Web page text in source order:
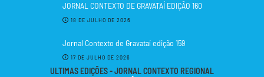
JORNAL CONTEXTO DE GRAVATAÍ EDIÇÃO 160
18 DE JULHO DE 2026
Jornal Contexto de Gravataí edição 159
17 DE JULHO DE 2026
ULTIMAS EDIÇÕES - JORNAL CONTEXTO REGIONAL